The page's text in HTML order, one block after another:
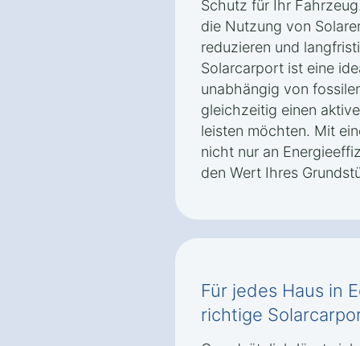
Schutz für Ihr
die Nutzung von
reduzieren und
Solarcarport ist eine
unabhängig von
gleichzeitig einen
leisten möchten. Mit
nicht nur an
den Wert Ihres
Für jedes Haus in
richtige